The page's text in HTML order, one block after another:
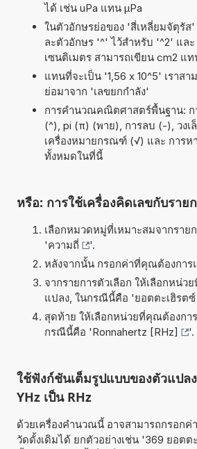
ได้ เช่น uPa แทน µPa
ในตัวอักษรย่อของ 'สี่เหลี่ยมจัตุรั
ละตัวอักษร '^' ไว้สำหรับ '^2' แล
เซนติเมตร สามารถเขียน cm2 แ
แทนที่จะเป็น '1,56 x 10^5' เราสา
ย่อมาจาก 'เลขยกกำลัง'
การคำนวณคณิตศาสตร์พื้นฐาน: ก
(^), pi (π) (พาย), การลบ (-), วงเ
เครื่องหมายกรณฑ์ (√) และ การห
ทั้งหมดในที่นี้
หรือ: การใช้เครื่องคิดเลขกับราย
เลือกหมวดหมู่ที่เหมาะสมจากราย
'ความถี่
'.
หลังจากนั้น กรอกค่าที่คุณต้องการ
จากรายการตัวเลือก ให้เลือกหน่
แปลง, ในกรณีนี้คือ 'ยอตตะเฮิรต
สุดท้าย ให้เลือกหน่วยที่คุณต้องกา
กรณีนี้คือ 'Ronnahertz [RHz] '.
ใช้ฟังก์ชันเต็มรูปแบบของตัวแปล
YHz เป็น RHz
ด้วยเครื่องคำนวณนี้ อาจสามารถกรอกค่
วัดดั้งเดิมได้ ยกตัวอย่างเช่น '369 ยอตต